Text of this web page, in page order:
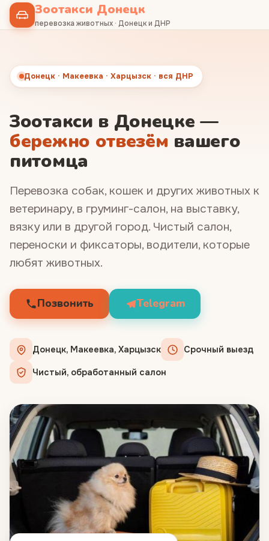
Зоотакси Донецк
перевозка животных · Донецк и ДНР
Донецк · Макеевка · Харцызск · вся ДНР
Зоотакси в Донецке —
бережно отвезём вашего
питомца
Перевозка собак, кошек и других животных к
ветеринару, в груминг-салон, на выставку,
вязку или в другой город. Чистый салон,
переноски и фиксаторы, водители, которые
любят животных.
Позвонить Telegram
Донецк, Макеевка, Харцызск Срочный выезд
Чистый, обработанный салон